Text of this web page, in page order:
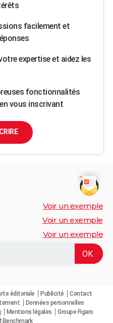
facilement et
expertise et aidez les
fonctionnalités
vous inscrivant
Voir un exemple
Voir un exemple
Voir un exemple
éditoriale Publicité
Contact
Données personnelles
Mentions légales
Groupe Figaro
Benchmark